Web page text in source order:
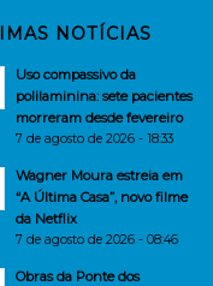
NOTÍCIAS
Uso compassivo da
polilaminina: sete pacientes
morreram desde fevereiro
7 de agosto de 2026 - 18:33
Wagner Moura estreia em
“A Última Casa”, novo filme
da Netflix
7 de agosto de 2026 - 08:46
Obras da Ponte dos